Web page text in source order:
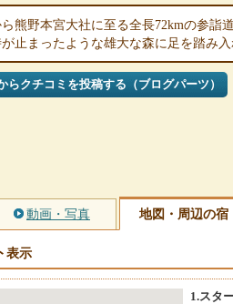
熊野本宮大社に至る全長72kmの参詣
止まったような雄大な森に足を踏み入
らクチコミを投稿する（ブログパーツ）
動画・写真 地図・周辺の宿
表示
1.スタ